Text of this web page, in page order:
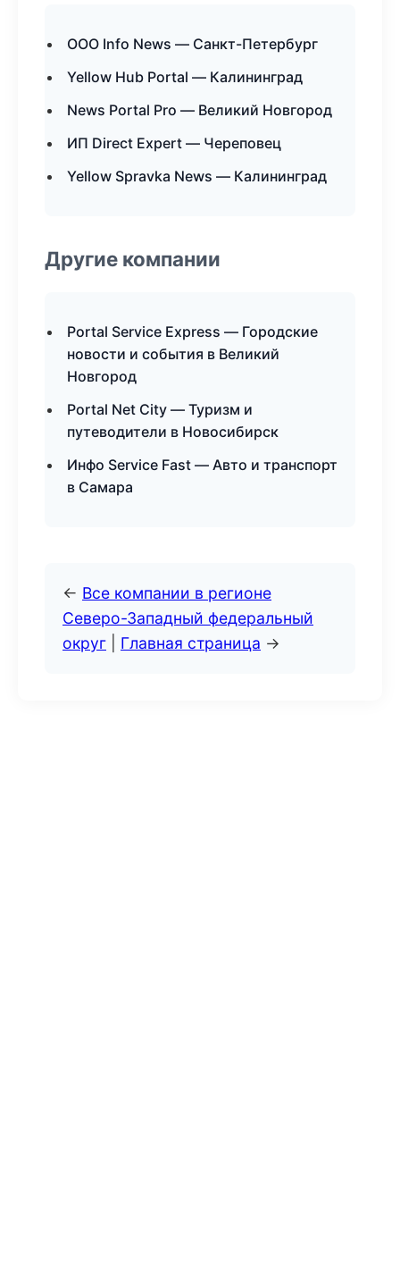
ООО Info News — Санкт-Петербург
Yellow Hub Portal — Калининград
News Portal Pro — Великий Новгород
ИП Direct Expert — Череповец
Yellow Spravka News — Калининград
Другие компании
Portal Service Express — Городские
новости и события в Великий
Новгород
Portal Net City — Туризм и
путеводители в Новосибирск
Инфо Service Fast — Авто и транспорт
в Самара
← Все компании в регионе
Северо-Западный федеральный
округ
Главная страница →